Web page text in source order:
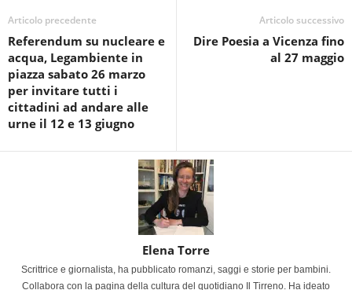
Articolo precedente
Referendum su nucleare e
acqua, Legambiente in
piazza sabato 26 marzo
per invitare tutti i
cittadini ad andare alle
urne il 12 e 13 giugno
Articolo successivo
Dire Poesia a Vicenza fino
al 27 maggio
Elena Torre
Scrittrice e giornalista, ha pubblicato romanzi, saggi e storie per bambini.
Collabora con la pagina della cultura del quotidiano Il Tirreno. Ha ideato